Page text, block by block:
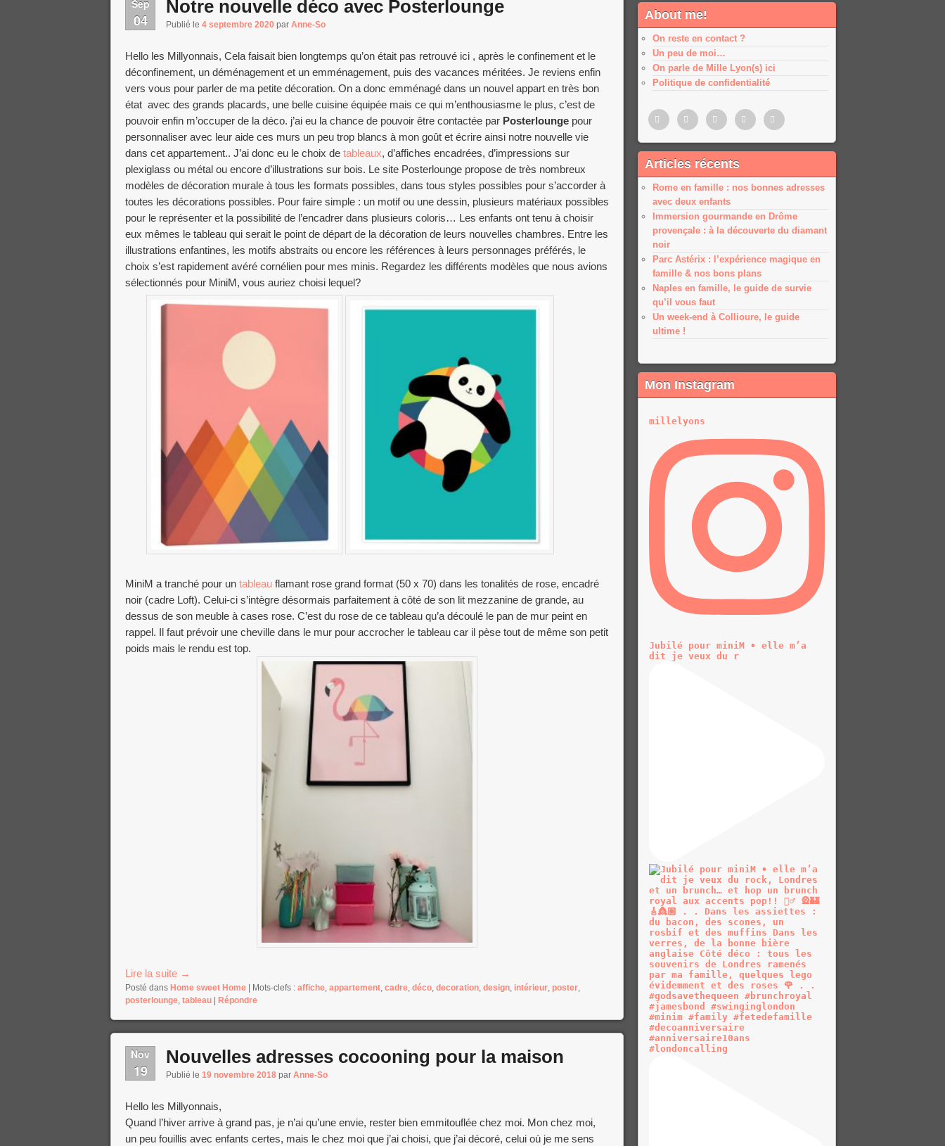
Sep
04
Notre nouvelle déco avec Posterlounge
Publié le 4 septembre 2020 par Anne-So
Hello les Millyonnais, Cela faisait bien longtemps qu’on était pas retrouvé ici , après le confinement et le
déconfinement, un déménagement et un emménagement, puis des vacances méritées. Je reviens enfin
vers vous pour parler de ma petite décoration. On a donc emménagé dans un nouvel appart en très bon
état avec des grands placards, une belle cuisine équipée mais ce qui m’enthousiasme le plus, c’est de
pouvoir enfin m’occuper de la déco. j’ai eu la chance de pouvoir être contactée par Posterlounge pour
personnaliser avec leur aide ces murs un peu trop blancs à mon goût et écrire ainsi notre nouvelle vie
dans cet appartement.. J’ai donc eu le choix de tableaux, d’affiches encadrées, d’impressions sur
plexiglass ou métal ou encore d’illustrations sur bois. Le site Posterlounge propose de très nombreux
modèles de décoration murale à tous les formats possibles, dans tous styles possibles pour s’accorder à
toutes les décorations possibles. Pour faire simple : un motif ou une dessin, plusieurs matériaux possibles
pour le représenter et la possibilité de l’encadrer dans plusieurs coloris… Les enfants ont tenu à choisir
eux mêmes le tableau qui serait le point de départ de la décoration de leurs nouvelles chambres. Entre les
illustrations enfantines, les motifs abstraits ou encore les références à leurs personnages préférés, le
choix s’est rapidement avéré cornélien pour mes minis. Regardez les différents modèles que nous avions
sélectionnés pour MiniM, vous auriez choisi lequel?
MiniM a tranché pour un tableau flamant rose grand format (50 x 70) dans les tonalités de rose, encadré
noir (cadre Loft). Celui-ci s’intègre désormais parfaitement à côté de son lit mezzanine de grande, au
dessus de son meuble à cases rose. C’est du rose de ce tableau qu’a découlé le pan de mur peint en
rappel. Il faut prévoir une cheville dans le mur pour accrocher le tableau car il pèse tout de même son petit
poids mais le rendu est top.
Lire la suite →
Posté dans Home sweet Home | Mots-clefs : affiche appartement cadre déco decoration design intérieur poster
posterlounge tableau | Répondre
Nov
19
Nouvelles adresses cocooning pour la maison
Publié le 19 novembre 2018 par Anne-So
Hello les Millyonnais,
Quand l’hiver arrive à grand pas, je n’ai qu’une envie, rester bien emmitouflée chez moi. Mon chez moi,
un peu fouillis avec enfants certes, mais le chez moi que j’ai choisi, que j’ai décoré, celui où je me sens
About me!
On reste en contact ?
Un peu de moi…
On parle de Mille Lyon(s) ici
Politique de confidentialité
PinterestTwitter FacebookGoogle
plus
Google
Articles récents
Rome en famille : nos bonnes adresses
avec deux enfants
Immersion gourmande en Drôme
provençale : à la découverte du diamant
noir
Parc Astérix : l’expérience magique en
famille & nos bons plans
Naples en famille, le guide de survie
qu’il vous faut
Un week-end à Collioure, le guide
ultime !
Mon Instagram
millelyons
Jubilé pour miniM • elle m’a
dit je veux du r